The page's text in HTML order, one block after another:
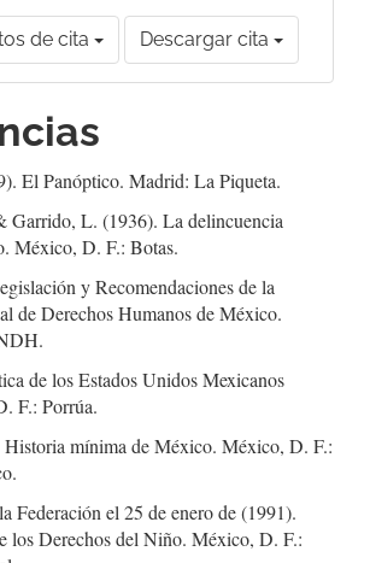
de cita Descargar cita
El Panóptico. Madrid: La Piqueta.
Garrido, L. (1936). La delincuencia
México, D. F.: Botas.
y Recomendaciones de la
de Derechos Humanos de México.
de los Estados Unidos Mexicanos
F.: Porrúa.
mínima de México. México, D. F.:
Federación el 25 de enero de (1991).
los Derechos del Niño. México, D. F.: